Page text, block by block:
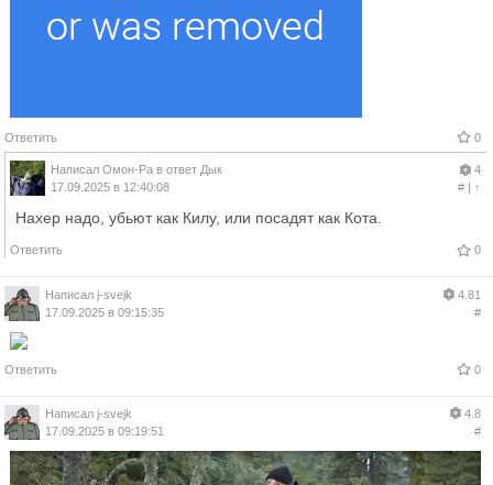
Ответить 0
Написал Омон-Ра в ответ Дык
17.09.2025 в 12:40:08
4
#| ↑
Нахер надо, убьют как Килу, или посадят как Кота.
Ответить 0
Написал j-svejk
17.09.2025 в 09:15:35
4.81
#
Ответить 0
Написал j-svejk
17.09.2025 в 09:19:51
4.8
#